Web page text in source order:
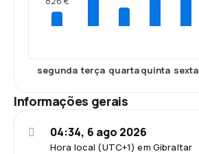
segunda terça quartaquinta sexta
Informações gerais
Hora local (UTC+1) em Gibraltar
04:34, 6 ago 2026